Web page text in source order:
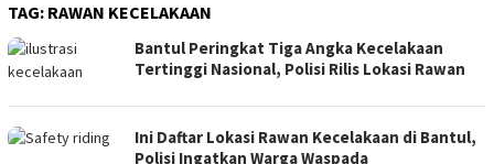
TAG: RAWAN KECELAKAAN
Bantul Peringkat Tiga Angka Kecelakaan
Tertinggi Nasional, Polisi Rilis Lokasi Rawan
Ini Daftar Lokasi Rawan Kecelakaan di Bantul,
Polisi Ingatkan Warga Waspada